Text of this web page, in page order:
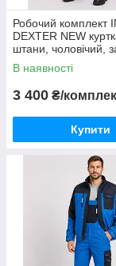
Робочий комплект
DEXTER NEW
штани, чоловічий,
спецодяг синьо-
В наявності
3 400 ₴/
Купити